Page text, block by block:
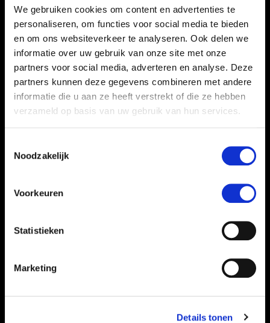
We gebruiken cookies om content en advertenties te
personaliseren, om functies voor social media te bieden
en om ons websiteverkeer te analyseren. Ook delen we
informatie over uw gebruik van onze site met onze
partners voor social media, adverteren en analyse. Deze
partners kunnen deze gegevens combineren met andere
informatie die u aan ze heeft verstrekt of die ze hebben
verzameld op basis van uw gebruik van hun services.
Noodzakelijk
Voorkeuren
Statistieken
Marketing
Details tonen